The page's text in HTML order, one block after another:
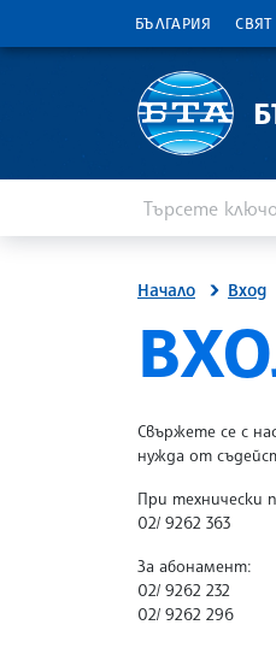
БЪЛГАРИЯ СВЯТ
Начало Вход
Свържете се с
нужда от
При технически
02/ 9262 363
За абонамент:
02/ 9262 232
02/ 9262 296